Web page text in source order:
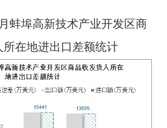
蚌埠高新技术产业开发区商
所在地进出口差额统计